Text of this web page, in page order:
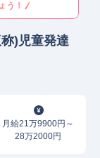
う！
)児童発達
月給21万9900円～
28万2000円